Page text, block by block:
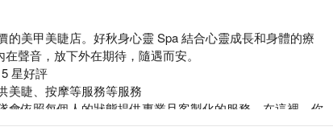
的美甲美睫店。好秋身心靈 Spa 結合心靈成長和身體的療
聲音，放下外在期待，隨遇而安。
星好評
美睫、按摩等服務等服務
會依照每個人的狀態提供專業且客製化的服務。在這裡，你
，我相信，每個人都需要一處能夠沉澱心靈的地方，一個能